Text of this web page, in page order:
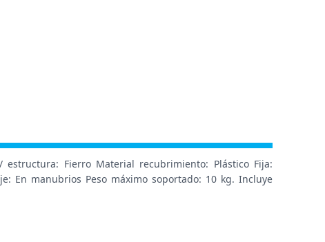
estructura: Fierro Material recubrimiento: Plástico Fija:
En manubrios Peso máximo soportado: 10 kg. Incluye